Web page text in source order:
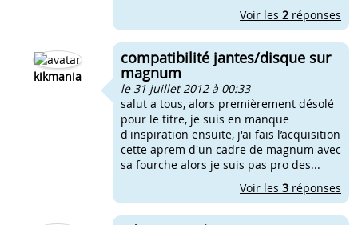
Voir les 2 réponses
kikmania
compatibilité jantes/disque sur
magnum
le 31 juillet 2012 à 00:33
salut a tous, alors premièrement désolé
pour le titre, je suis en manque
d'inspiration ensuite, j'ai fais l’acquisition
cette aprem d'un cadre de magnum avec
sa fourche alors je suis pas pro des...
Voir les 3 réponses